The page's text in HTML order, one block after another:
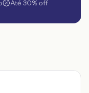
Até 30% off